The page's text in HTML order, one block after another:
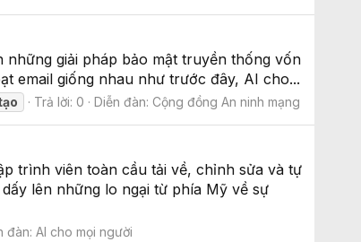
giải pháp bảo mật truyền thống vốn
email giống nhau như trước đây, AI cho...
Trả lời: 0 Diễn đàn: Cộng đồng An ninh mạng
trình viên toàn cầu tải về, chỉnh sửa và tự
lên những lo ngại từ phía Mỹ về sự
đàn:AI cho mọi người